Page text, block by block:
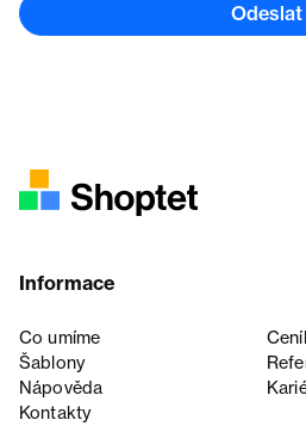
Odeslat
Informace
Co umíme
Šablony
Nápověda
Kontakty